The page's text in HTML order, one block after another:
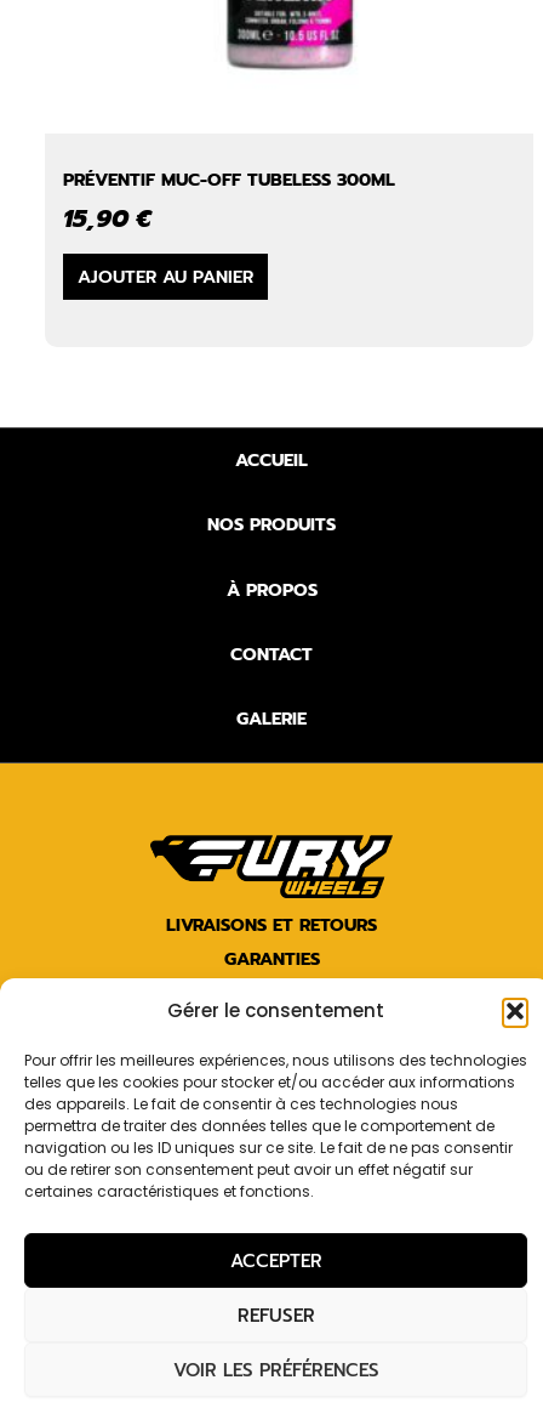
Gérer le consentement
Pour offrir les meilleures expériences, nous utilisons des technologies
telles que les cookies pour stocker et/ou accéder aux informations
des appareils. Le fait de consentir à ces technologies nous
permettra de traiter des données telles que le comportement de
navigation ou les ID uniques sur ce site. Le fait de ne pas consentir
ou de retirer son consentement peut avoir un effet négatif sur
certaines caractéristiques et fonctions.
ACCEPTER
REFUSER
VOIR LES PRÉFÉRENCES
PRÉVENTIF MUC-OFF TUBELESS 300ML
15,90€
AJOUTER AU PANIER
ACCUEIL
NOS PRODUITS
À PROPOS
CONTACT
GALERIE
LIVRAISONS ET RETOURS
GARANTIES
Facebook
Instagram
Copyright © 2026 |Fury Wheels | Roues de vélo artisanales
| Réalisation
Mentions légales|Politique de confidentialité|Politique de
cookies (UE)